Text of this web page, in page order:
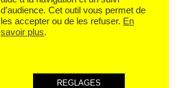
d’audience. Cet outil vous permet de
les accepter ou de les refuser. En
savoir plus.
REGLAGES